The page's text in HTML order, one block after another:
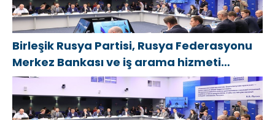
Birleşik Rusya Partisi, Rusya Federasyonu
Merkez Bankası ve iş arama hizmeti
SuperJob, Sovyet Askeri Bölgesi gazilerinin
istihdamı için Rusya’da ilk uzmanlaşmış
platformu oluşturacak